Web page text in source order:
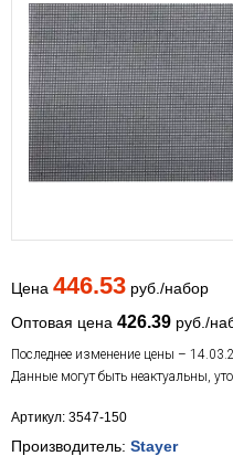
Цена 446.53 руб./набор
Оптовая цена 426.39 руб./
Последнее изменение цены –
Данные могут быть неактуальны,
Артикул: 3547-150
Производитель: Stayer